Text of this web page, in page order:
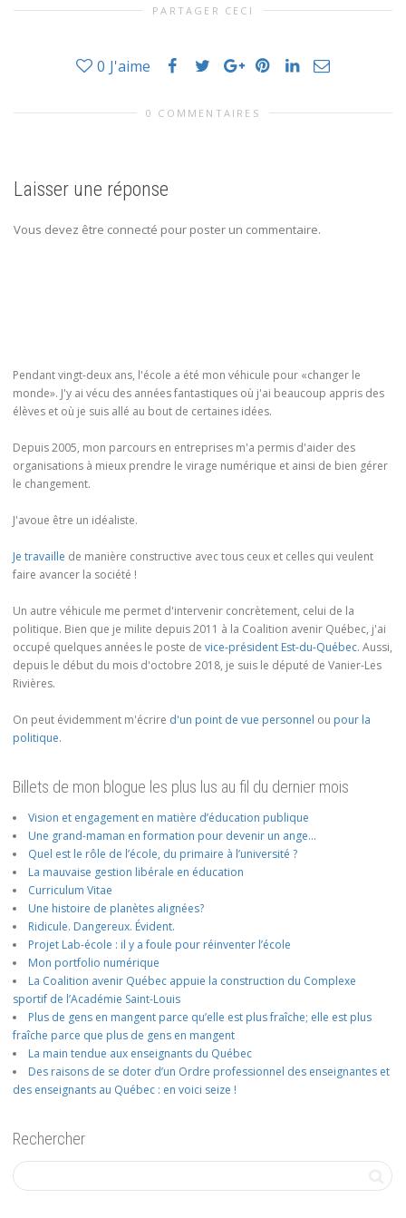
PARTAGER CECI
0 J'aime
0 COMMENTAIRES
Laisser une réponse
Vous devez être connecté pour poster un commentaire.
Pendant vingt-deux ans, l'école a été mon véhicule pour «changer le
monde». J'y ai vécu des années fantastiques où j'ai beaucoup appris des
élèves et où je suis allé au bout de certaines idées.
Depuis 2005, mon parcours en entreprises m'a permis d'aider des
organisations à mieux prendre le virage numérique et ainsi de bien gérer
le changement.
J'avoue être un idéaliste.
Je travaille de manière constructive avec tous ceux et celles qui veulent
faire avancer la société !
Un autre véhicule me permet d'intervenir concrètement, celui de la
politique. Bien que je milite depuis 2011 à la Coalition avenir Québec, j'ai
occupé quelques années le poste de vice-président Est-du-Québec. Aussi,
depuis le début du mois d'octobre 2018, je suis le député de Vanier-Les
Rivières.
On peut évidemment m'écrire d'un point de vue personnel ou pour la
politique.
Billets de mon blogue les plus lus au fil du dernier mois
Vision et engagement en matière d’éducation publique
Une grand-maman en formation pour devenir un ange…
Quel est le rôle de l’école, du primaire à l’université ?
La mauvaise gestion libérale en éducation
Curriculum Vitae
Une histoire de planètes alignées?
Ridicule. Dangereux. Évident.
Projet Lab-école : il y a foule pour réinventer l’école
Mon portfolio numérique
La Coalition avenir Québec appuie la construction du Complexe
sportif de l’Académie Saint-Louis
Plus de gens en mangent parce qu’elle est plus fraîche; elle est plus
fraîche parce que plus de gens en mangent
La main tendue aux enseignants du Québec
Des raisons de se doter d’un Ordre professionnel des enseignantes et
des enseignants au Québec : en voici seize !
Rechercher